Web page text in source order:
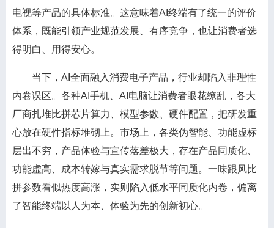
电视等产品的具体标准。这意味着AI终端有了统一的评价
体系，既能引领产业规范发展、有序竞争，也让消费者选
得明白、用得安心。
当下，AI全面融入消费电子产品，行业却陷入非理性
内卷误区。各种AI手机、AI电脑让消费者眼花缭乱，各大
厂商扎堆比拼芯片算力、模型参数、硬件配置，把研发重
心放在硬件指标堆砌上。市场上，各类伪智能、功能虚标
层出不穷，产品体验与宣传落差极大，存在产品同质化、
功能虚高、成本转嫁与真实需求脱节等问题。一味跟风比
拼参数看似热度高涨，实则陷入低水平同质化内卷，偏离
了智能终端以人为本、体验为先的创新初心。